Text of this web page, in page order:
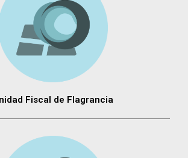
Fiscal de Flagrancia